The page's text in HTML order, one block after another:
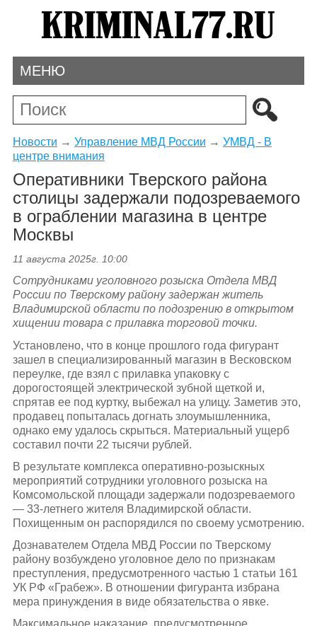
МЕНЮ
Новости → Управление МВД России → УМВД - В
центре внимания
Оперативники Тверского района
столицы задержали подозреваемого
в ограблении магазина в центре
Москвы
11 августа 2025г. 10:00
Сотрудниками уголовного розыска Отдела МВД
России по Тверскому району задержан житель
Владимирской области по подозрению в открытом
хищении товара с прилавка торговой точки.
Установлено, что в конце прошлого года фигурант
зашел в специализированный магазин в Весковском
переулке, где взял с прилавка упаковку с
дорогостоящей электрической зубной щеткой и,
спрятав ее под куртку, выбежал на улицу. Заметив это,
продавец попыталась догнать злоумышленника,
однако ему удалось скрыться. Материальный ущерб
составил почти 22 тысячи рублей.
В результате комплекса оперативно-розыскных
мероприятий сотрудники уголовного розыска на
Комсомольской площади задержали подозреваемого
— 33-летнего жителя Владимирской области.
Похищенным он распорядился по своему усмотрению.
Дознавателем Отдела МВД России по Тверскому
району возбуждено уголовное дело по признакам
преступления, предусмотренного частью 1 статьи 161
УК РФ «Грабеж». В отношении фигуранта избрана
мера принуждения в виде обязательства о явке.